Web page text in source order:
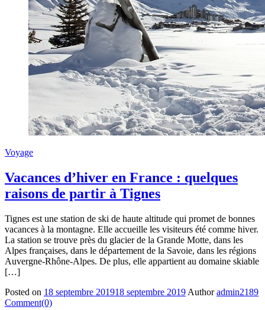
Voyage
Vacances d’hiver en France : quelques
raisons de partir à Tignes
Tignes est une station de ski de haute altitude qui promet de bonnes
vacances à la montagne. Elle accueille les visiteurs été comme hiver.
La station se trouve près du glacier de la Grande Motte, dans les
Alpes françaises, dans le département de la Savoie, dans les régions
Auvergne-Rhône-Alpes. De plus, elle appartient au domaine skiable
[…]
Posted on 18 septembre 201918 septembre 2019 Author admin2189
Comment(0)